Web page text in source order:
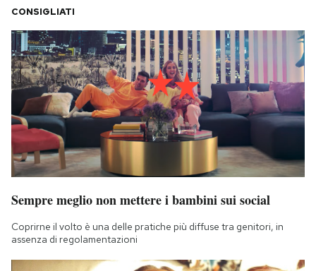
CONSIGLIATI
Sempre meglio non mettere i bambini sui social
Coprirne il volto è una delle pratiche più diffuse tra genitori, in
assenza di regolamentazioni